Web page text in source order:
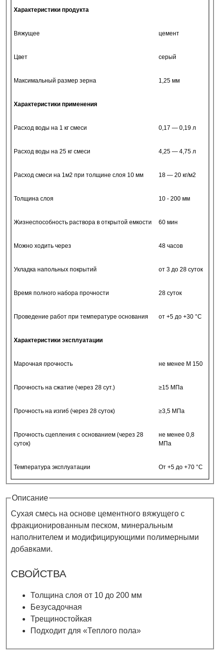
Характеристики продукта
Вяжущее цемент
Цвет серый
Максимальный размер зерна 1,25 мм
Характеристики применения
Расход воды на 1 кг смеси 0,17 — 0,19 л
Расход воды на 25 кг смеси 4,25 — 4,75 л
Расход смеси на 1м2 при толщине слоя 10 мм 18 — 20 кг/м2
Толщина слоя 10 - 200 мм
Жизнеспособность раствора в открытой емкости 60 мин
Можно ходить через 48 часов
Укладка напольных покрытий от 3 до 28 суток
Время полного набора прочности 28 суток
Проведение работ при температуре основания от +5 до +30 °С
Характеристики эксплуатации
Марочная прочность не менее М 150
Прочность на сжатие (через 28 сут.) ≥15 МПа
Прочность на изгиб (через 28 суток) ≥3,5 МПа
Прочность сцепления с основанием (через 28
суток)
не менее 0,8
МПа
Температура эксплуатации От +5 до +70 °С
Описание
Сухая смесь на основе цементного вяжущего с
фракционированным песком, минеральным
наполнителем и модифицирующими полимерными
добавками.
СВОЙСТВА
Толщина слоя от 10 до 200 мм
Безусадочная
Трещиностойкая
Подходит для «Теплого пола»